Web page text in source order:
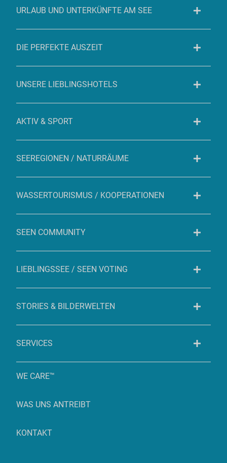
URLAUB UND UNTERKÜNFTE AM SEE
DIE PERFEKTE AUSZEIT
UNSERE LIEBLINGSHOTELS
AKTIV & SPORT
SEEREGIONEN / NATURRÄUME
WASSERTOURISMUS / KOOPERATIONEN
SEEN COMMUNITY
LIEBLINGSSEE / SEEN VOTING
STORIES & BILDERWELTEN
SERVICES
WE CARE™
WAS UNS ANTREIBT
KONTAKT